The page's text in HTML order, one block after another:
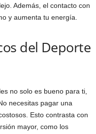
Además, el contacto con
y aumenta tu energía.
del Deporte
no solo es bueno para ti,
No necesitas pagar una
Esto contrasta con
mayor, como los